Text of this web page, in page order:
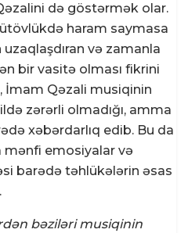
də göstərmək olar.
haram saymasa
və zamanla
bir vasitə olması fikrini
İmam Qəzali musiqinin
zərərli olmadığı, amma
xəbərdarlıq edib. Bu da
mənfi emosiyalar və
barədə təhlükələrin əsas
bəziləri musiqinin